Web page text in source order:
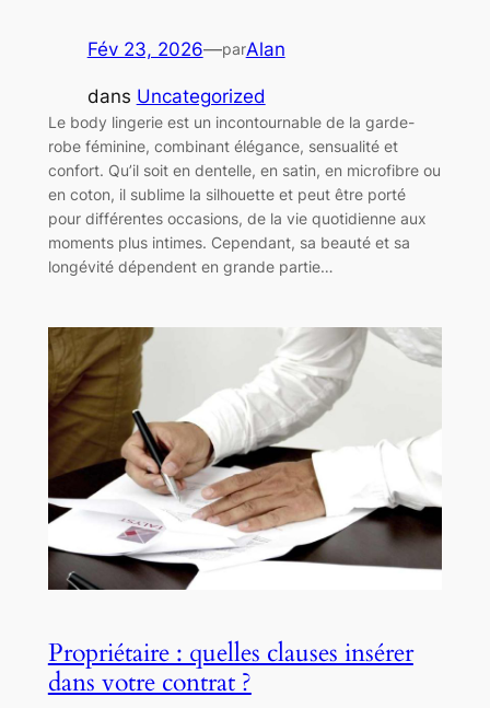
Fév 23, 2026—parAlan
dans Uncategorized
Le body lingerie est un incontournable de la garde-
robe féminine, combinant élégance, sensualité et
confort. Qu’il soit en dentelle, en satin, en microfibre ou
en coton, il sublime la silhouette et peut être porté
pour différentes occasions, de la vie quotidienne aux
moments plus intimes. Cependant, sa beauté et sa
longévité dépendent en grande partie…
Propriétaire : quelles clauses insérer
dans votre contrat ?